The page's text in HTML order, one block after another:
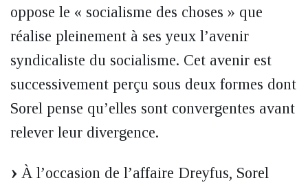
oppose le « socialisme des choses » que
réalise pleinement à ses yeux l’avenir
syndicaliste du socialisme. Cet avenir est
successivement perçu sous deux formes dont
Sorel pense qu’elles sont convergentes avant
relever leur divergence.
À l’occasion de l’affaire Dreyfus, Sorel